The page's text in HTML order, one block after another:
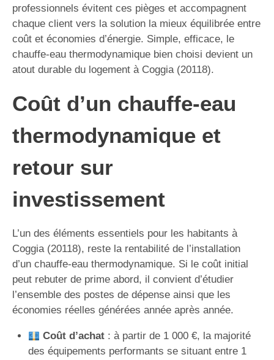
professionnels évitent ces pièges et accompagnent
chaque client vers la solution la mieux équilibrée entre
coût et économies d’énergie. Simple, efficace, le
chauffe-eau thermodynamique bien choisi devient un
atout durable du logement à Coggia (20118).
Coût d’un chauffe-eau
thermodynamique et
retour sur
investissement
L’un des éléments essentiels pour les habitants à
Coggia (20118), reste la rentabilité de l’installation
d’un chauffe-eau thermodynamique. Si le coût initial
peut rebuter de prime abord, il convient d’étudier
l’ensemble des postes de dépense ainsi que les
économies réelles générées année après année.
Coût d’achat: à partir de 1 000 €, la majorité
des équipements performants se situant entre 1